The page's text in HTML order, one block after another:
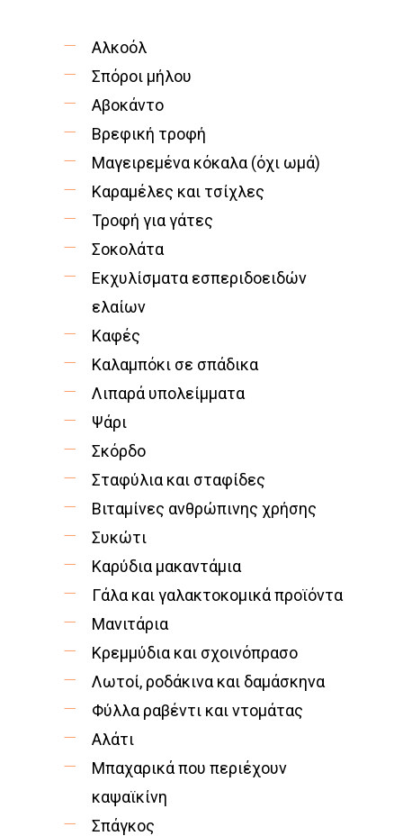
Αλκοόλ
Σπόροι μήλου
Αβοκάντο
Βρεφική τροφή
Μαγειρεμένα κόκαλα (όχι ωμά)
Καραμέλες και τσίχλες
Τροφή για γάτες
Σοκολάτα
Εκχυλίσματα εσπεριδοειδών
ελαίων
Καφές
Καλαμπόκι σε σπάδικα
Λιπαρά υπολείμματα
Ψάρι
Σκόρδο
Σταφύλια και σταφίδες
Βιταμίνες ανθρώπινης χρήσης
Συκώτι
Καρύδια μακαντάμια
Γάλα και γαλακτοκομικά προϊόντα
Μανιτάρια
Κρεμμύδια και σχοινόπρασο
Λωτοί, ροδάκινα και δαμάσκηνα
Φύλλα ραβέντι και ντομάτας
Αλάτι
Μπαχαρικά που περιέχουν
καψαϊκίνη
Σπάγκος